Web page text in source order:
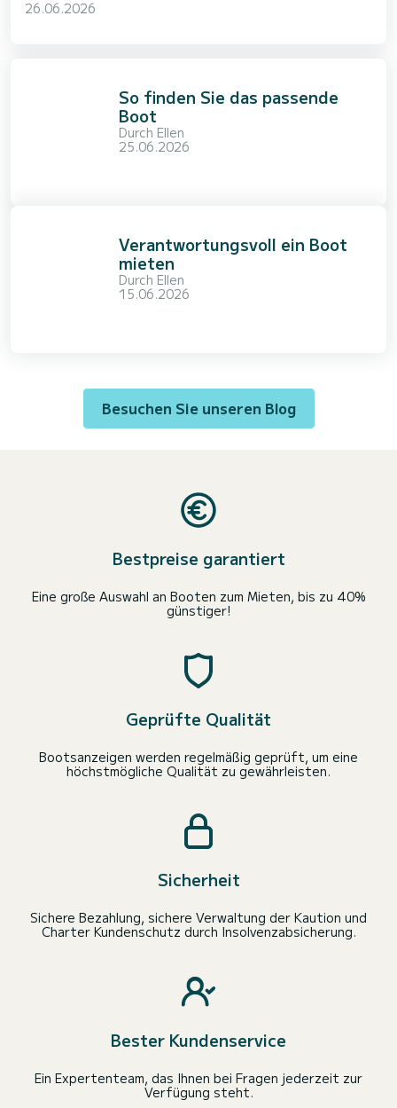
26.06.2026
So finden Sie das passende
Boot
Durch Ellen
25.06.2026
Verantwortungsvoll ein Boot
mieten
Durch Ellen
15.06.2026
Besuchen Sie unseren Blog
Bestpreise garantiert
Eine große Auswahl an Booten zum Mieten, bis zu 40%
günstiger!
Geprüfte Qualität
Bootsanzeigen werden regelmäßig geprüft, um eine
höchstmögliche Qualität zu gewährleisten.
Sicherheit
Sichere Bezahlung, sichere Verwaltung der Kaution und
Charter Kundenschutz durch Insolvenzabsicherung.
Bester Kundenservice
Ein Expertenteam, das Ihnen bei Fragen jederzeit zur
Verfügung steht.